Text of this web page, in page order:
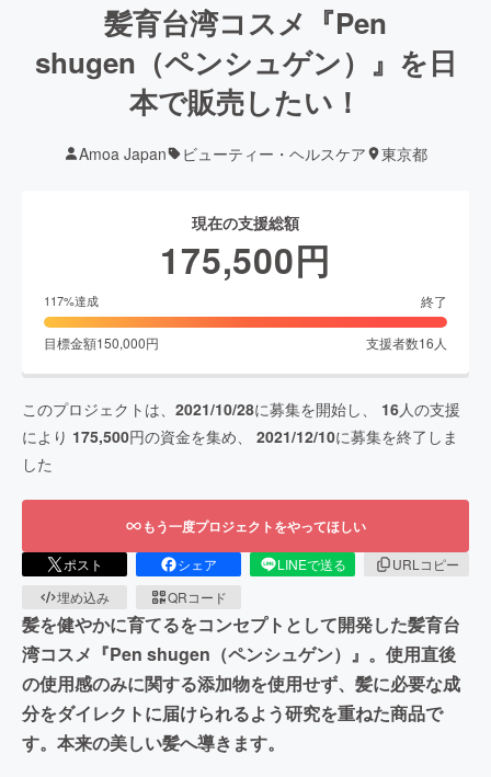
髪育台湾コスメ『Pen
shugen（ペンシュゲン）』を日
本で販売したい！
Amoa Japan ビューティー・ヘルスケア 東京都
現在の支援総額
175,500円
117%達成 終了
目標金額150,000円 支援者数16 人
このプロジェクトは、 2021/10/28に募集を開始し、 16人の支援
により 175,500円の資金を集め、 2021/12/10に募集を終了しま
した
もう一度プロジェクトをやってほしい
ポスト シェア LINEで送る
URLコピー
埋め込み
QRコード
髪を健やかに育てるをコンセプトとして開発した髪育台
湾コスメ『Pen shugen（ペンシュゲン）』。使用直後
の使用感のみに関する添加物を使用せず、髪に必要な成
分をダイレクトに届けられるよう研究を重ねた商品で
す。本来の美しい髪へ導きます。